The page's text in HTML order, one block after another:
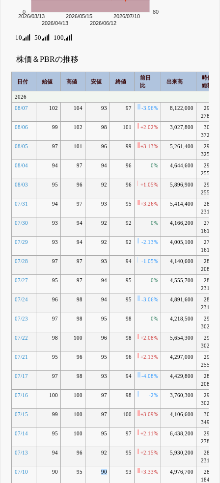
2026/03/13
2026/04/13
2026/05/15
2026/06/12
2026/07/10
0 80
10 50 100
株価＆PBRの推移
日付 始値 高値 安値 終値
前日
比
出来高
時価
総額
2026
08/07
102 104 93 97 -3.96% 8,122,000
293億
2789万
08/06
99 102 98 101 +2.02% 3,027,800
305億
3729万
08/05
97 101 96 99 +3.13% 5,261,400
299億
3259万
08/04
94 97 94 96 0% 4,644,600
290億
2554万
08/03
95 96 92 96 +1.05% 5,896,900
290億
2554万
07/31
94 97 93 95 +3.26% 5,414,400
287億
2319万
07/30
93 94 92 92 0% 4,166,200
278億
1614万
07/29
93 94 92 92 -2.13% 4,005,100
278億
1614万
07/28
97 97 93 94 -1.05% 4,140,600
284億
2084万
07/27
95 97 94 95 0% 4,555,700
287億
2319万
07/24
96 98 94 95 -3.06% 4,891,600
287億
2319万
07/23
97 98 95 98 0% 4,218,500
296億
3024万
07/22
98 100 96 98 +2.08% 5,654,300
296億
3024万
07/21
95 96 95 96 +2.13% 4,297,000
290億
2554万
07/17
97 98 93 94 -4.08% 4,429,800
284億
2084万
07/16
100 100 97 98 -2% 3,760,300
296億
3024万
07/15
99 100 97 100 +3.09% 4,106,600
302億
3494万
07/14
95 100 95 97 +2.11% 6,438,200
293億
2789万
07/13
94 96 92 95 +2.15% 5,930,200
287億
2319万
07/10
90 95 90 93 +3.33% 4,976,700
281億
1849万